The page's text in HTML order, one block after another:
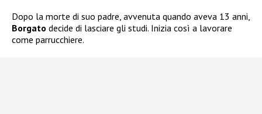
Dopo la morte di suo padre, avvenuta quando aveva 13 anni,
Borgato decide di lasciare gli studi. Inizia così a lavorare
come parrucchiere.